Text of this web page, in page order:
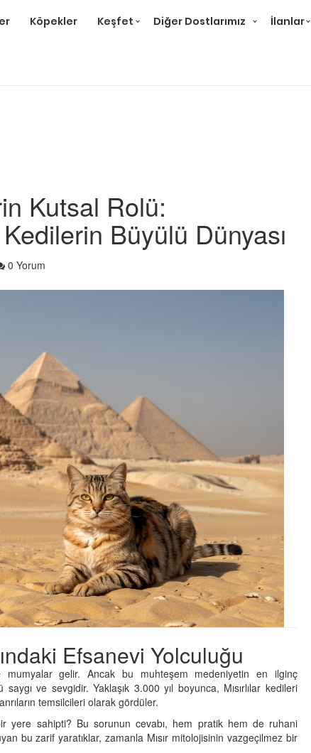
Köpekler Keşfet Diğer Dostlarımız İlanlar
Kutsal Rolü:
Büyülü Dünyası
0 Yorum
Efsanevi Yolculuğu
mumyalar gelir. Ancak bu muhteşem medeniyetin en ilginç
ve sevgidir. Yaklaşık 3.000 yıl boyunca, Mısırlılar kedileri
temsilcileri olarak gördüler.
yere sahipti? Bu sorunun cevabı, hem pratik hem de ruhani
bu zarif yaratıklar, zamanla Mısır mitolojisinin vazgeçilmez bir
Söz
Neden
Tatlı 21
Özellikleri
Anne Kedi Yavrusunu Neden
Reddeder ve Terk Eder?
22.05.2020
Evde Beslenebilecek En Tatlı 21
Küçük Kedi Cinsi
22.05.2020
Yavru Kedilerde Pire Nasıl
Temizlenir?
22.05.2020
Mama mı,
ve
Kediler Neden Dört Ayak
Üzerine Düşer? Evrimsel
Adaptasyon
22.09.2025